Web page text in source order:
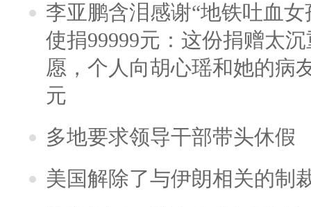
李亚鹏含泪感谢“地铁吐血
使捐99999元：这份捐赠太
愿，个人向胡心瑶和她的病
元
多地要求领导干部带头休假
美国解除了与伊朗相关的制